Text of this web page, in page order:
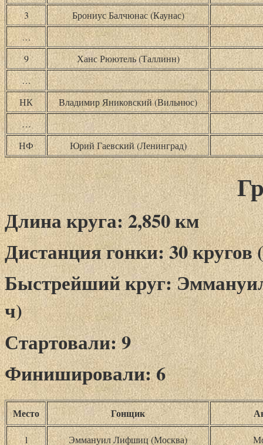
3
Брониус Балчюнас (Каунас)
…
9
Ханс Рюютель (Таллинн)
…
НК
Владимир Яниковский (Вильнюс)
…
НФ
Юрий Гаевский (Ленинград)
Длина круга: 2,850 км
Дистанция гонки: 30 кругов
Быстрейший круг:
ч)
Стартовали: 9
Финишировали: 6
Место Гонщик
1 Эммануил Лифшиц (Москва)